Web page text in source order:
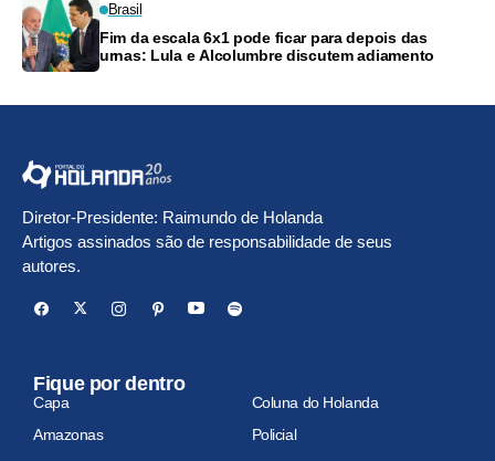
Brasil
Fim da escala 6x1 pode ficar para depois das
urnas: Lula e Alcolumbre discutem adiamento
Diretor-Presidente: Raimundo de Holanda
Artigos assinados são de responsabilidade de seus
autores.
Fique por dentro
Capa
Coluna do Holanda
Amazonas
Policial